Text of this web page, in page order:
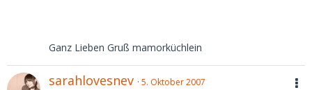
Ganz Lieben Gruß mamorküchlein
sarahlovesnev 5. Oktober 2007